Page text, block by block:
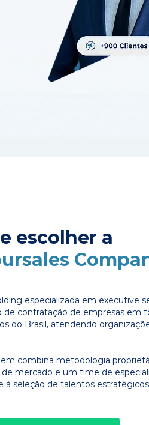
escolher a
especializada em executive
de contratação de empresas em
do Brasil, atendendo
combina metodologia
mercado e um time de
à seleção de talentos